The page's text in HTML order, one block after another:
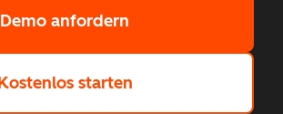
Demo anfordern
starten